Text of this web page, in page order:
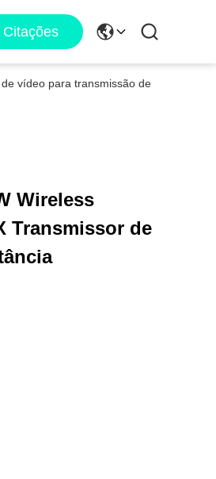
Citações
vídeo para transmissão de
Wireless
Transmissor de